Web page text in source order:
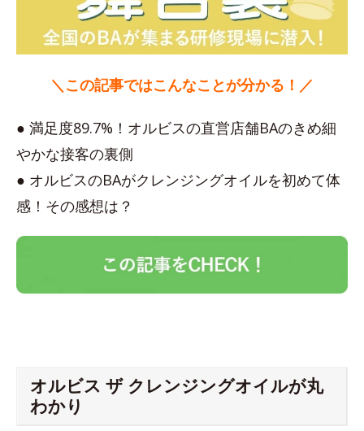
＼この記事ではこんなことが分かる！／
● 満足度89.7%！オルビスの直営店舗BAのきめ細
やかな接客の裏側
● オルビスのBAがクレンジングオイルを初めて体
感！その感想は？
オルビス ザ クレンジングオイルが丸
わかり